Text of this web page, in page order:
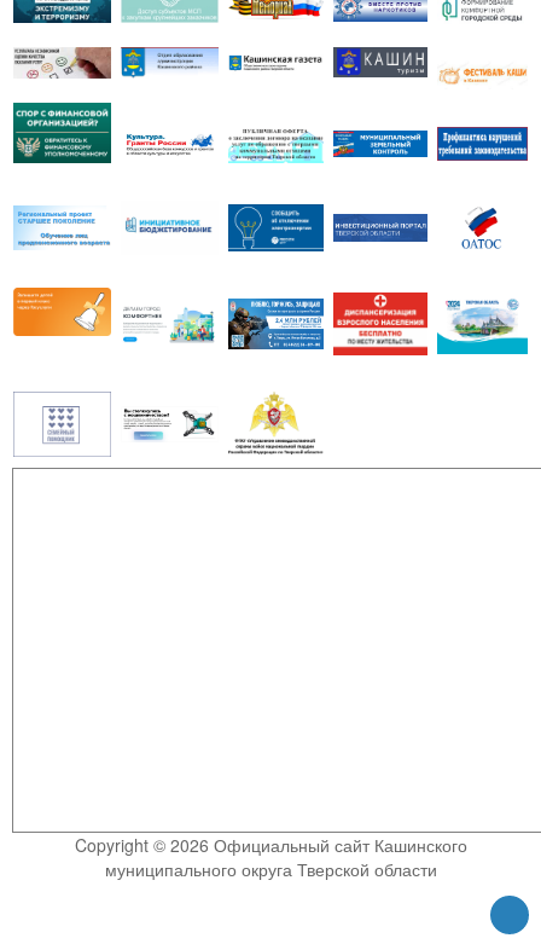
Copyright © 2026 Официальный сайт Кашинского
муниципального округа Тверской области